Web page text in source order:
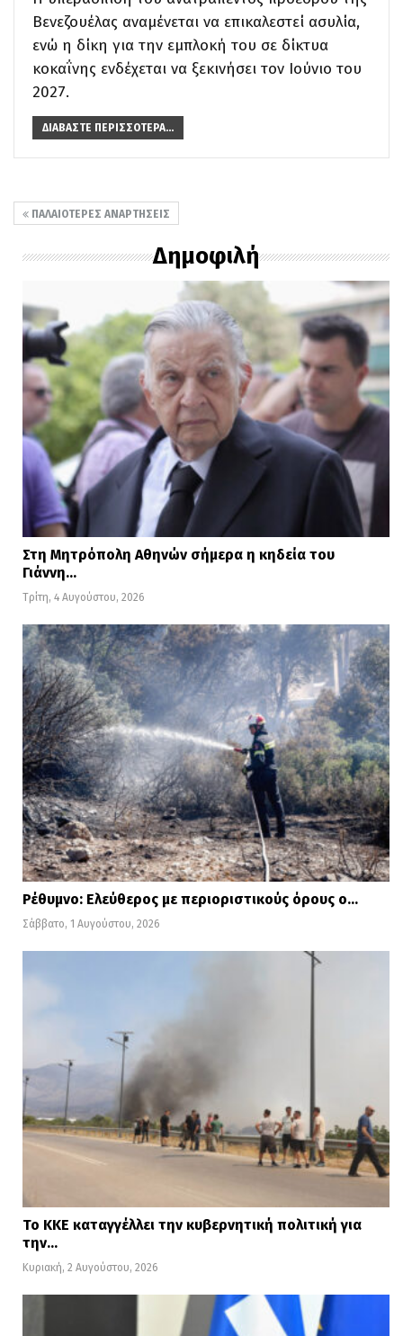
Βενεζουέλας αναμένεται να επικαλεστεί ασυλία,
ενώ η δίκη για την εμπλοκή του σε δίκτυα
κοκαΐνης ενδέχεται να ξεκινήσει τον Ιούνιο του
2027.
ΔΙΑΒΆΣΤΕ ΠΕΡΙΣΣΌΤΕΡΑ...
ΠΑΛΑΙΌΤΕΡΕΣ ΑΝΑΡΤΉΣΕΙΣ
Δημοφιλή
Στη Μητρόπολη Αθηνών σήμερα η κηδεία του
Γιάννη…
Τρίτη, 4 Αυγούστου, 2026
Ρέθυμνο: Ελεύθερος με περιοριστικούς όρους ο…
Σάββατο, 1 Αυγούστου, 2026
Το ΚΚΕ καταγγέλλει την κυβερνητική πολιτική για
την…
Κυριακή, 2 Αυγούστου, 2026